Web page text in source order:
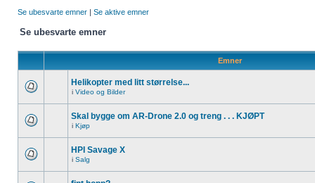
Se ubesvarte emner | Se aktive emner
Se ubesvarte emner
Emner
Helikopter med litt størrelse...
i Video og Bilder
Skal bygge om AR-Drone 2.0 og treng . . . KJØPT
i Kjøp
HPI Savage X
i Salg